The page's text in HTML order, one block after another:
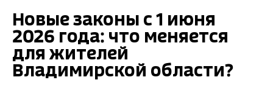
Новые законы с 1 июня
2026 года: что меняется
для жителей
Владимирской области?